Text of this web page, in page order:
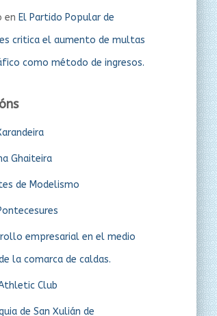
en El Partido Popular de
critica el aumento de multas
como método de ingresos.
Ghaiteira
de Modelismo
empresarial en el medio
la comarca de caldas.
Club
de San Xulián de